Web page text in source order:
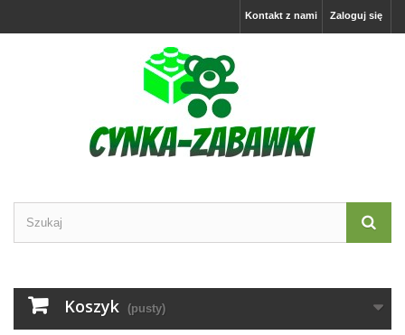
Zaloguj się
Kontakt z nami
Koszyk (pusty)